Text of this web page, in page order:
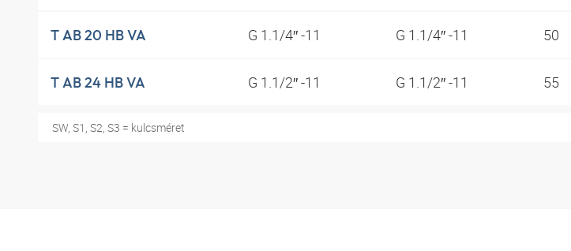
T AB 20 HB VA G 1.1/4″ -11 G 1.1/4″ -11 50
T AB 24 HB VA G 1.1/2″ -11 G 1.1/2″ -11 55
SW, S1, S2, S3 = kulcsméret